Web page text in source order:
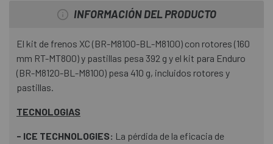
INFORMACIÓN DEL PRODUCTO
El kit de frenos XC (BR-M8100-BL-M8100) con rotores (160
mm RT-MT800) y pastillas pesa 392 g y el kit para Enduro
(BR-M8120-BL-M8100) pesa 410 g, incluidos rotores y
pastillas.
TECNOLOGIAS
- ICE TECHNOLOGIES: La pérdida de la eficacia de